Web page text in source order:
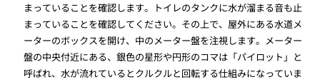
まっていることを確認します。トイレのタンクに水が溜まる音も止
まっていることを確認してください。その上で、屋外にある水道メ
ーターのボックスを開け、中のメーター盤を注視します。メーター
盤の中央付近にある、銀色の星形や円形のコマは「パイロット」と
呼ばれ、水が流れているとクルクルと回転する仕組みになっていま